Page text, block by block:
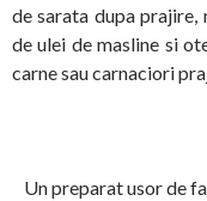
de sarata dupa prajire,
de ulei de masline si
carne sau carnaciori
Un preparat usor de